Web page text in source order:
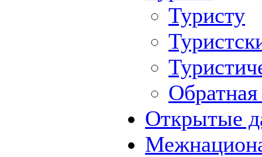
Туристу
Обратная
Открытые